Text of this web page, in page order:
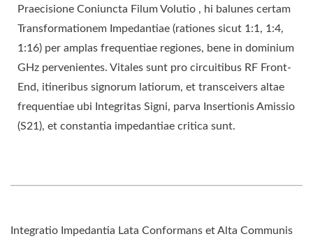
Praecisione Coniuncta Filum Volutio , hi balunes certam
Transformationem Impedantiae (rationes sicut 1:1, 1:4,
1:16) per amplas frequentiae regiones, bene in dominium
GHz pervenientes. Vitales sunt pro circuitibus RF Front-
End, itineribus signorum latiorum, et transceivers altae
frequentiae ubi Integritas Signi, parva Insertionis Amissio
(S21), et constantia impedantiae critica sunt.
Integratio Impedantia Lata Conformans et Alta Communis